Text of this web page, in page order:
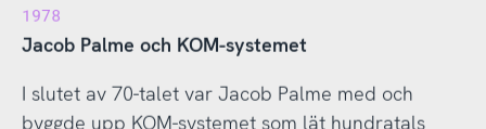
1978
Jacob Palme och KOM-systemet
I slutet av 70-talet var Jacob Palme med och
byggde upp KOM-systemet som lät hundratals